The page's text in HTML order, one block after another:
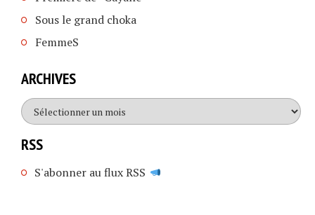
Sous le grand choka
FemmeS
ARCHIVES
Archives
RSS
S'abonner au flux RSS